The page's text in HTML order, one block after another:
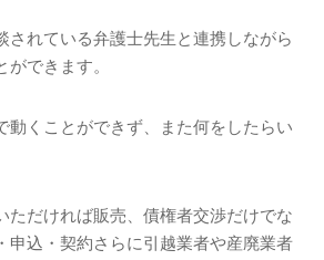
れている弁護士先生と連携しながら
できます。
くことができず、また何をしたらい
ただければ販売、債権者交渉だけでな
申込・契約さらに引越業者や産廃業者